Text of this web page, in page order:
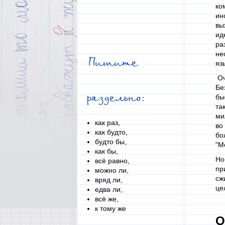
Пишите
раздельно:
как раз,
как будто,
будто бы,
как бы,
всё равно,
можно ли,
вряд ли,
едва ли,
всё же,
к тому же
во